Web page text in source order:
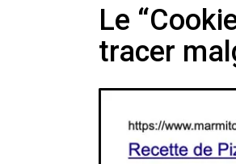
Le
Artemis
Quand
Les
En
unien »
Le
tracer